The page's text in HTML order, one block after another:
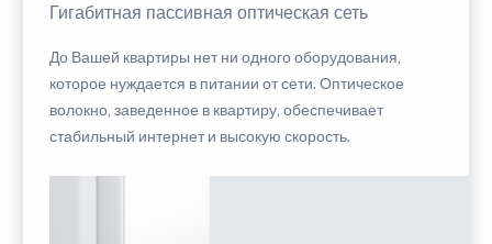
Гигабитная пассивная оптическая сеть
До Вашей квартиры нет ни одного оборудования,
которое нуждается в питании от сети. Оптическое
волокно, заведенное в квартиру, обеспечивает
стабильный интернет и высокую скорость.